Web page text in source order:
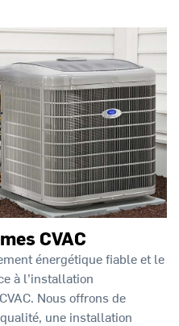
CVAC
énergétique fiable et le
à l’installation
Nous offrons de
une installation